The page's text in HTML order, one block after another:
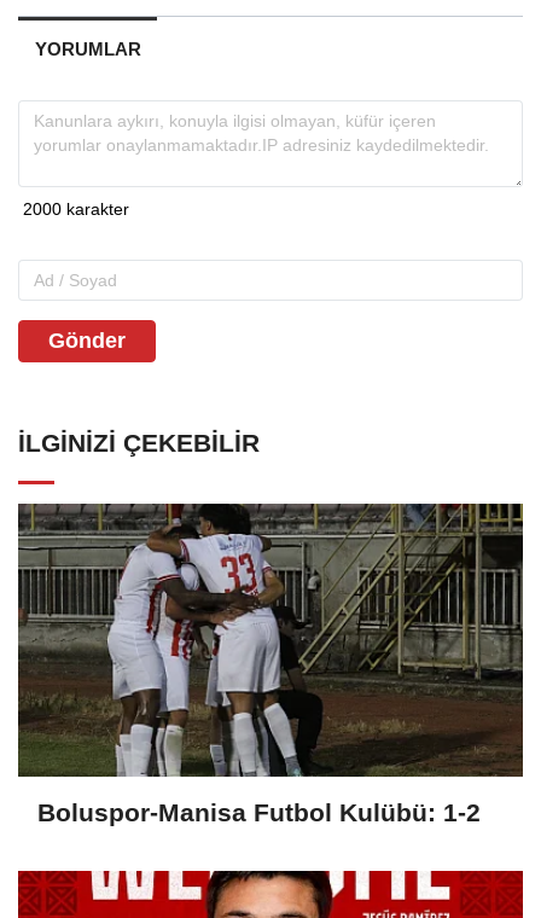
YORUMLAR
Gönder
İLGINIZI ÇEKEBILIR
Boluspor-Manisa Futbol Kulübü: 1-2